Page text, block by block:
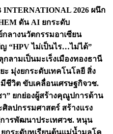
INTERNATIONAL 2026 ผนึก
ดัน AI ยกระดับ
ลางนวัตกรรมอาเซียน
“HPV ไม่เป็นไร…ไม่ได้”
กลามเป็นมะเร็งเมืองทองธานี
ะ มุ่งยกระดับเทคโนโลยี สิ่ง
ชีวิต ขับเคลื่อนเศรษฐกิจวช.
” ยกย่องผู้สร้างคุณูปการด้าน
ลปกรรมศาสตร์ สร้างแรง
ารพัฒนาประเทศวช. หนุน
ยกระดับทุเรียนต้นแม่น้ำมูลโค